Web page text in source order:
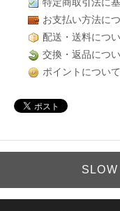
お支払い方法に
配送・送料につ
交換・返品につ
ポイントについて